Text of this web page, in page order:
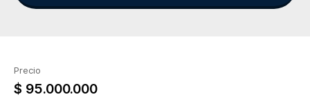
Precio
$ 95.000.000